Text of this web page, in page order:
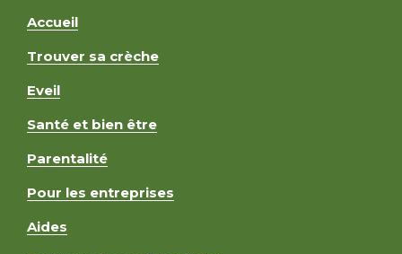
Accueil
Trouver sa crèche
Eveil
Santé et bien être
Parentalité
Pour les entreprises
Aides